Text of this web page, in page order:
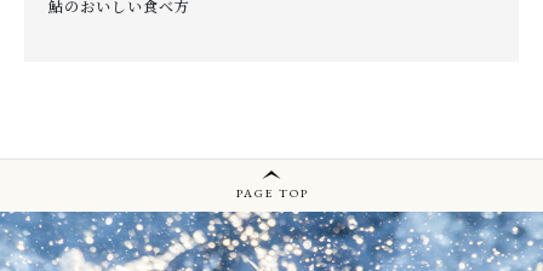
鮎のおいしい食べ方
PAGE TOP